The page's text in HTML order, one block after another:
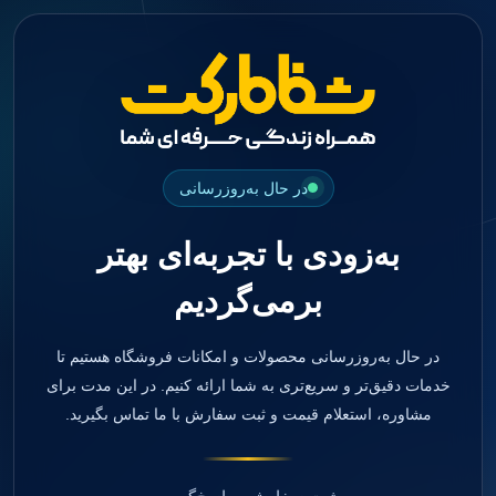
در حال به‌روزرسانی
به‌زودی با تجربه‌ای بهتر
برمی‌گردیم
در حال به‌روزرسانی محصولات و امکانات فروشگاه هستیم تا
خدمات دقیق‌تر و سریع‌تری به شما ارائه کنیم. در این مدت برای
مشاوره، استعلام قیمت و ثبت سفارش با ما تماس بگیرید.
جستجو
Impression Coping
صفحه اصلی
دندانپزشکی
مواد ترمیمی
کامپوزیت
کامپوزیت فلو
اسید اچ
باندینگ
بلیچینگ